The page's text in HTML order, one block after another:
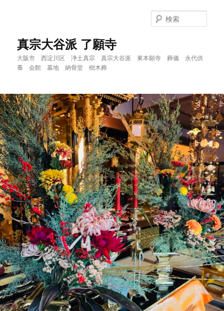
移
動
動
真宗大谷派 了願寺
大阪市 西淀川区 浄土真宗 真宗大谷派 東本願寺 葬儀 永代供
養 会館 墓地 納骨堂 樹木葬
索